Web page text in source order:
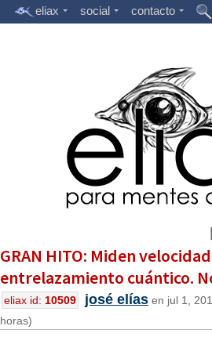
eliax social contacto
GRAN HITO: Miden
entrelazamiento cuántico.
eliax id: 10509 josé elías en jul 1,
horas)